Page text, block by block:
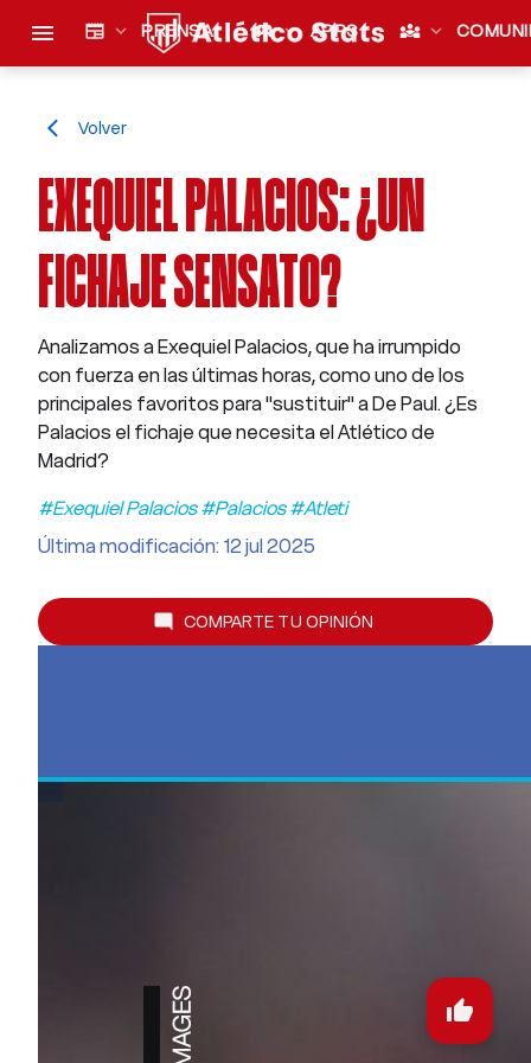
menu newspaper expand_more PRENSA sports_esports expand_more APPS diversity_3 expand_more
thumb_up
arrow_back_ios Volver
EXEQUIEL PALACIOS: ¿UN
FICHAJE SENSATO?
Analizamos a Exequiel Palacios, que ha irrumpido
con fuerza en las últimas horas, como uno de los
principales favoritos para ''sustituir'' a De Paul. ¿Es
Palacios el fichaje que necesita el Atlético de
Madrid?
#Exequiel Palacios #Palacios #Atleti
Última modificación: 12 jul 2025
mode_comment COMPARTE TU OPINIÓN